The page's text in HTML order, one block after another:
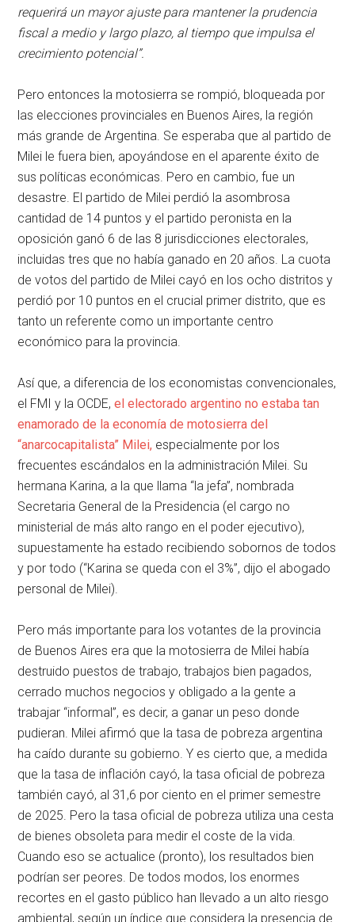
requerirá un mayor ajuste para mantener la prudencia
fiscal a medio y largo plazo, al tiempo que impulsa el
crecimiento potencial”.
Pero entonces la motosierra se rompió, bloqueada por
las elecciones provinciales en Buenos Aires, la región
más grande de Argentina. Se esperaba que al partido de
Milei le fuera bien, apoyándose en el aparente éxito de
sus políticas económicas. Pero en cambio, fue un
desastre. El partido de Milei perdió la asombrosa
cantidad de 14 puntos y el partido peronista en la
oposición ganó 6 de las 8 jurisdicciones electorales,
incluidas tres que no había ganado en 20 años. La cuota
de votos del partido de Milei cayó en los ocho distritos y
perdió por 10 puntos en el crucial primer distrito, que es
tanto un referente como un importante centro
económico para la provincia.
Así que, a diferencia de los economistas convencionales,
el FMI y la OCDE,el electorado argentino no estaba tan
enamorado de la economía de motosierra del
“anarcocapitalista” Milei, especialmente por los
frecuentes escándalos en la administración Milei. Su
hermana Karina, a la que llama “la jefa”, nombrada
Secretaria General de la Presidencia (el cargo no
ministerial de más alto rango en el poder ejecutivo),
supuestamente ha estado recibiendo sobornos de todos
y por todo (“Karina se queda con el 3%”, dijo el abogado
personal de Milei).
Pero más importante para los votantes de la provincia
de Buenos Aires era que la motosierra de Milei había
destruido puestos de trabajo, trabajos bien pagados,
cerrado muchos negocios y obligado a la gente a
trabajar “informal”, es decir, a ganar un peso donde
pudieran. Milei afirmó que la tasa de pobreza argentina
ha caído durante su gobierno. Y es cierto que, a medida
que la tasa de inflación cayó, la tasa oficial de pobreza
también cayó, al 31,6 por ciento en el primer semestre
de 2025. Pero la tasa oficial de pobreza utiliza una cesta
de bienes obsoleta para medir el coste de la vida.
Cuando eso se actualice (pronto), los resultados bien
podrían ser peores. De todos modos, los enormes
recortes en el gasto público han llevado a un alto riesgo
ambiental, según un índice que considera la presencia de